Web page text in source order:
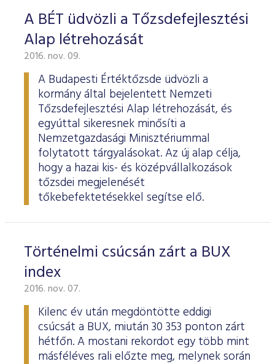
A BÉT üdvözli a Tőzsdefejlesztési
Alap létrehozását
2016. nov. 09.
A Budapesti Értéktőzsde üdvözli a
kormány által bejelentett Nemzeti
Tőzsdefejlesztési Alap létrehozását, és
egyúttal sikeresnek minősíti a
Nemzetgazdasági Minisztériummal
folytatott tárgyalásokat. Az új alap célja,
hogy a hazai kis- és középvállalkozások
tőzsdei megjelenését
tőkebefektetésekkel segítse elő.
Történelmi csúcsán zárt a BUX
index
2016. nov. 07.
Kilenc év után megdöntötte eddigi
csúcsát a BUX, miután 30 353 ponton zárt
hétfőn. A mostani rekordot egy több mint
másféléves rali előzte meg, melynek során